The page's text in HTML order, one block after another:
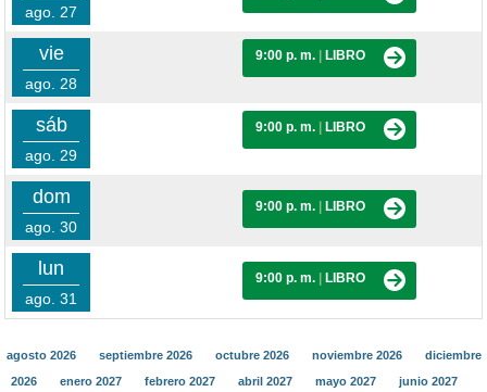
ago. 27
vie
ago. 28
9:00 p. m. LIBRO
sáb
ago. 29
9:00 p. m. LIBRO
dom
ago. 30
9:00 p. m. LIBRO
lun
ago. 31
9:00 p. m. LIBRO
agosto 2026 septiembre 2026 octubre 2026 noviembre 2026
diciembre
2026
enero 2027 febrero 2027 abril 2027 mayo 2027
junio 2027